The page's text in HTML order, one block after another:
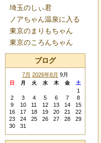
埼玉のしぃ君
ノアちゃん温泉に入る
東京のまりもちゃん
東京のころんちゃん
ブログ
7月 2026年8月 9月
日 月 火 水 木 金 土
1
2
3 4 5 6 7
8
9
10 11 12 13 14
15
16
17 18 19 20 21
22
23
24 25 26 27 28
29
30
31